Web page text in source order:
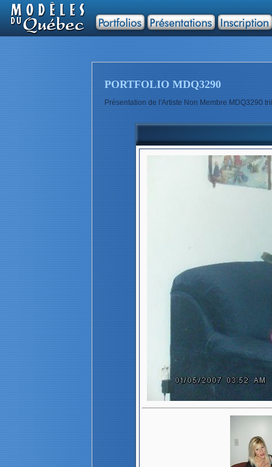
PORTFOLIO MDQ3290
Présentation de l'Artiste Non Membre MDQ3290